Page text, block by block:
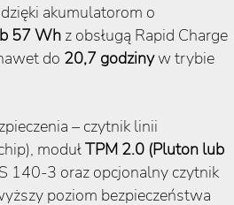
akumulatorom o
57 Wh z obsługą Rapid Charge
do 20,7 godzinyw trybie
– czytnik linii
modułTPM 2.0 (Pluton lub
140-3 oraz opcjonalny czytnik
poziom bezpieczeństwa